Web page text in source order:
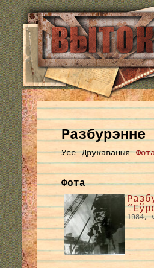
Разбурэнне
Усе Друкаваныя
Фота
1984,